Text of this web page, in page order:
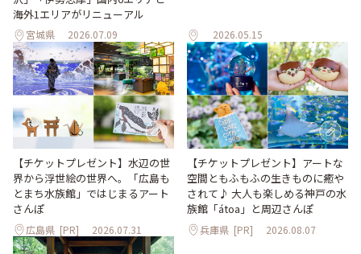
海外1エリアがリニューアル
宮城県 2026.07.09 2026.05.15
【チケットプレゼント】水辺の世
界から浮世絵の世界へ。「広島も
とまち水族館」ではじまるアート
さんぽ
広島県 [PR] 2026.07.31
【チケットプレゼント】アートな
空間ともふもふの生きものに癒や
されて♪ 大人も楽しめる神戸の水
族館「átoa」と周辺さんぽ
兵庫県 [PR] 2026.08.07